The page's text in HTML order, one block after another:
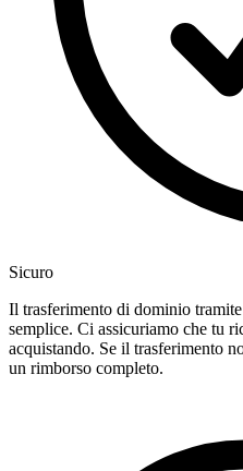
Sicuro
Il trasferimento di dominio
semplice. Ci assicuriamo che tu
acquistando. Se il trasferimento
un rimborso completo.